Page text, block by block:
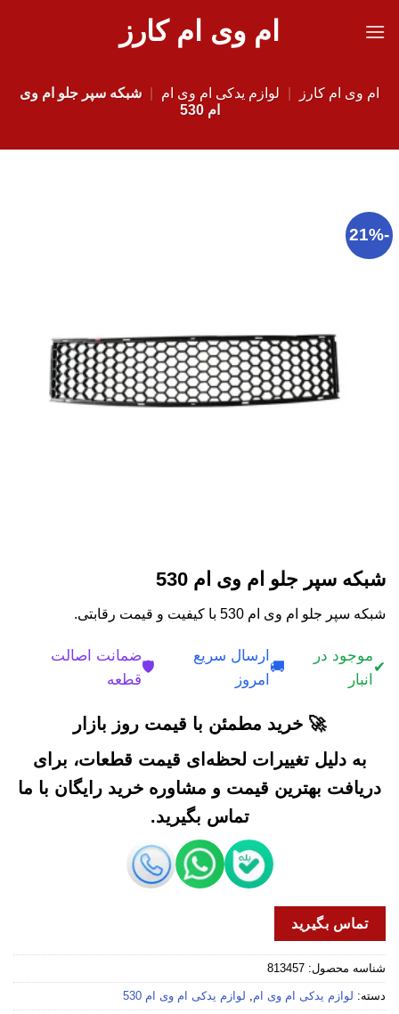
ام وی ام کارز
ام وی ام کارز لوازم یدکی ام وی ام
شبکه سپر جلو ام وی
ام 530
-21%
شبکه سپر جلو ام وی ام 530
شبکه سپر جلو ام وی ام 530 با کیفیت و قیمت رقابتی.
✔
موجود در
انبار
🚚
ارسال سریع
امروز
🛡️
ضمانت اصالت
قطعه
🚀 خرید مطمئن با قیمت روز بازار
به دلیل تغییرات لحظه‌ای قیمت قطعات، برای
دریافت بهترین قیمت و مشاوره خرید رایگان با ما
تماس بگیرید.
تماس بگیرید
شناسه محصول: 813457
دسته: لوازم یدکی ام وی ام, لوازم یدکی ام وی ام 530